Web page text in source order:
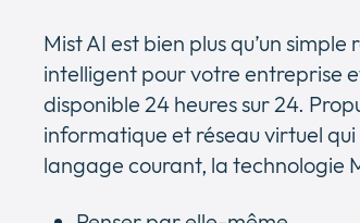
Mist AI est bien plus qu’un
intelligent pour votre entreprise
disponible 24 heures sur 24.
informatique et réseau virtuel
langage courant, la technologie